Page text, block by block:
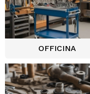
OFFICINA